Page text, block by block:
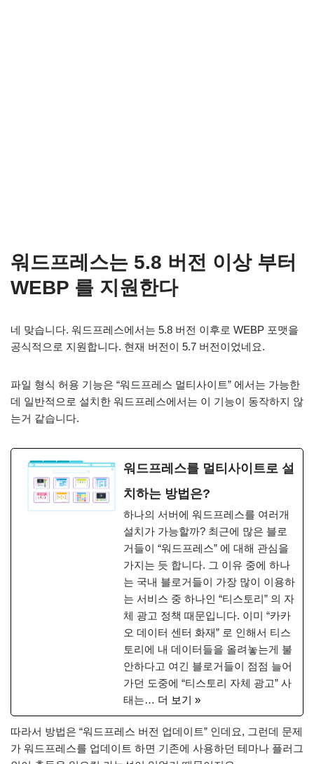
워드프레스는 5.8 버전 이상 부터
WEBP 를 지원한다
네 맞습니다. 워드프레스에서는 5.8 버전 이후로 WEBP 포맷을
공식적으로 지원합니다. 현재 버전이 5.7 버전이었네요.
파일 형식 허용 기능은 “워드프레스 멀티사이트” 에서는 가능한
데 일반적으로 설치한 워드프레스에서는 이 기능이 동작하지 않
는거 같습니다.
워드프레스를 멀티사이트로 설
치하는 방법은?
하나의 서버에 워드프레스를 여러개
설치가 가능할까? 최근에 많은 블로
거들이 “워드프레스” 에 대해 관심을
가지는 듯 합니다. 그 이유 중에 하나
는 국내 블로거들이 가장 많이 이용하
는 서비스 중 하나인 “티스토리” 의 자
체 광고 정책 때문입니다. 이미 “카카
오 데이터 센터 화재” 로 인해서 티스
토리에 내 데이터들을 올려놓는게 불
안하다고 여긴 블로거들이 점점 늘어
가던 도중에 “티스토리 자체 광고” 사
태는… 더 보기 »
따라서 방법은 “워드프레스 버전 업데이트” 인데요, 그런데 문제
가 워드프레스를 업데이트 하면 기존에 사용하던 테마나 플러그